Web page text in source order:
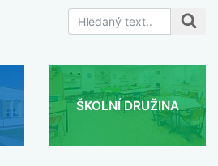
ŠKOLNÍ DRUŽINA